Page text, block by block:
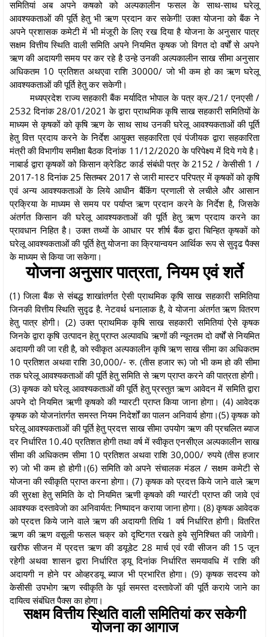
समितियां अब अपने कषको को अल्पकालीन फसल के साथ-साथ घरेलू
आवश्यकताओं की पूर्ति हेतु भी ऋण प्रदान कर सकेगी! उक्त योजना को बैंक ने
अपने प्रशासक कमेटी में भी मंजूरी के लिए रख दिया है योजना के अनुसार पात्र
सक्षम वित्तीय स्थिति वाली समिति अपने नियमित कृषक जो विगत दो वर्षों से अपने
ऋण की अदायगी समय पर कर रहे है उन्हे उनकी अल्पकालीन साख सीमा अनुसार
अधिकतम 10 प्रतिशत अथएवा राशि 30000/ जो भी कम हो का ऋण घरेलू
आवश्यकताओं की पूर्ति हेतु कर सकेगी।
मध्यप्रदेश राज्य सहकारी बैंक मर्यादित भोपाल के पत्र क्र./21/ एनएसी /
2532 दिनांक 28/01/2021 के द्वारा प्राथमिक कृषि साख सहकारी समितियों के
माध्यम से कृषकों को कृषि ऋण के साथ साथ उनकी घरेलू आवश्यकताओं की पूर्ति
हेतु वित्त प्रदाय करने के निर्देश आयुक्त सहकारिता एवं पंजीयक द्वारा सहकारिता
मंत्री की विभागीय समीक्षा बैठक दिनांक 11/12/2020 के परिपेक्ष्य में दिये गये है।
नाबार्ड द्वारा कृषकों को किसान क्रेडिट कार्ड संबंधी पत्र के 2152 / केसीसी 1 /
2017-18 दिनांक 25 सितम्बर 2017 से जारी मास्टर परिपत्र में कृषकों को कृषि
एवं अन्य आवश्यकताओं के लिये आधीन बैंकिंग प्रणाली से लचीले और आसान
प्रक्रिया के माध्यम से समय पर पर्याप्त ऋण प्रदान करने के निर्देश है, जिसके
अंतर्गत किसान की घरेलू आवश्यकताओं की पूर्ति हेतु ऋण प्रदाय करने का
प्रावधान निहित है। उक्त तथ्यों के आधार पर शीर्ष बैंक द्वारा चिन्हित कृषकों को
घरेलू आवश्यकताओं की पूर्ति हेतु योजना का क्रियान्वयन आर्थिक रूप से सुदृढ पैक्स
के माध्यम से किया जा सकेगा।
योजना अनुसार पात्रता, नियम एवं शर्ते
(1) जिला बैंक से संबद्ध शाखांतर्गत ऐसी प्राथमिक कृषि साख सहकारी समितिया
जिनकी वित्तीय स्थिति सुदृढ है. नेटवर्थ धनालाक है, वे योजना अंतर्गत ऋण वितरण
हेतु पात्र होगी। (2) उक्त प्राथमिक कृषि साख सहकारी समितियां ऐसे कृषक
जिनके द्वारा कृषि उत्पादन हेतु प्राप्त अल्पावधि ऋणों की न्यूनतम दो वर्षों से नियमित
अदायगी की जा रही है, को स्वीकृत अल्पकालीन कृषि ऋण साख सीमा का अधिकतम
10 प्रतिशत अथवा राशि 30,000/- रु. (तीस हजार रू) जो भी कम हो की सीमा
तक घरेलू आवश्यकताओं की पूर्ति हेतु समिति से ऋण प्राप्त करने की पात्रता होगी।
(3) कृषक को घरेलू आवश्यकताओं की पूर्ति हेतु प्रस्तुत ऋण आवेदन में समिति द्वारा
अपने दो नियमित ऋणी कृषको की ग्यारटी प्राप्त किया जाना होगा। (4) आवेदक
कृषक को योजनांतर्गत समस्त नियम निदेर्शों का पालन अनिवार्य होगा।(5) कृषक को
घरेलू आवश्यकताओं की पूर्ति हेतु प्रदत्त साख सीमा उपयोग ऋण की प्रचलित ब्याज
दर निर्धारित 10.40 प्रतिशत होगी तथा वर्ष में स्वीकृत एनसीएल अल्पकालीन साख
सीमा की अधिकतम सीमा 10 प्रतिशत अथवा राशि 30,000/ रुपये (तीस हजार
रु) जो भी कम हो होगी।(6) समिति को अपने संचालक मंडल / सक्षम कमेटी से
योजना की स्वीकृति प्राप्त करना होगा। (7) कृषक को प्रदत्त किये जाने वाले ऋण
की सुरक्षा हेतु समिति के दो नियमित ऋणी कृषको की ग्यारंटी प्राप्त की जावे एवं
आवश्यक दस्तावेजो का अनिवार्यत: निष्पादन कराया जाना होगा। (8) कृषक आवेदक
को प्रदत्त किये जाने वाले ऋण की अदायगी तिथि 1 वर्ष निर्धारित होगी। वितरित
ऋण की ऋण वसूली फसल चक्र को दृष्टिगत रखते हुये सुनिश्चित की जावेगी।
खरीफ सीजन में प्रदत्त ऋण की डयूडेट 28 मार्च एवं रवी सीजन की 15 जून
रहेगी अथवा शासन द्वारा निर्धारित ड्यू दिनांक निर्धारित समयावधि में राशि की
अदायगी न होने पर ओव्हरडयू ब्याज भी प्रभारित होगा। (9) कृषक सदस्य को
केसीसी उपभोग ऋण स्वीकृति के पूर्व समस्त दस्तावेजों की पूर्ति कराये जाने का
दायित्व संबंधित पैक्स का होगा।
सक्षम वित्तीय स्थिति वाली समितियां कर सकेगी
योजना का आगाज